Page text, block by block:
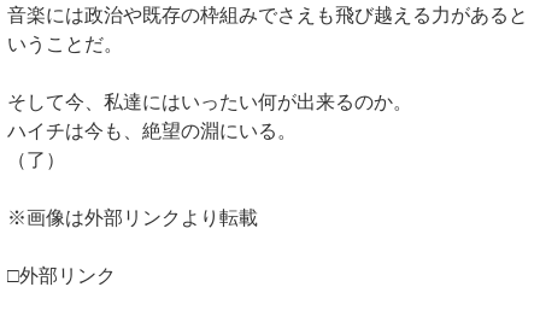
音楽には政治や既存の枠組みでさえも飛び越える力があると
いうことだ。
そして今、私達にはいったい何が出来るのか。
ハイチは今も、絶望の淵にいる。
（了）
※画像は外部リンクより転載
□外部リンク